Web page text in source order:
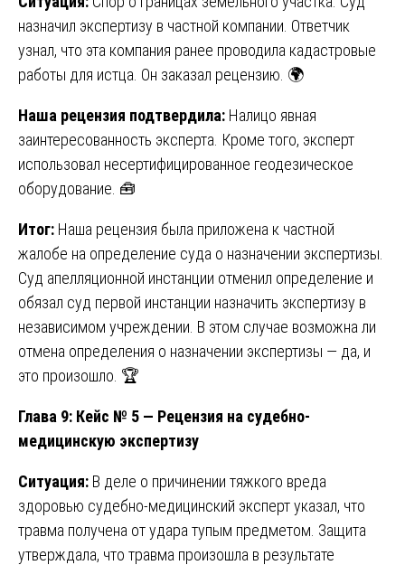
назначил экспертизу в частной компании. Ответчик
узнал, что эта компания ранее проводила кадастровые
работы для истца. Он заказал рецензию. 🌍
Наша рецензия подтвердила: Налицо явная
заинтересованность эксперта. Кроме того, эксперт
использовал несертифицированное геодезическое
оборудование. 🧰
Итог: Наша рецензия была приложена к частной
жалобе на определение суда о назначении экспертизы.
Суд апелляционной инстанции отменил определение и
обязал суд первой инстанции назначить экспертизу в
независимом учреждении. В этом случае возможна ли
отмена определения о назначении экспертизы — да, и
это произошло. 🏆
Глава 9: Кейс № 5 — Рецензия на судебно-
медицинскую экспертизу
Ситуация: В деле о причинении тяжкого вреда
здоровью судебно-медицинский эксперт указал, что
травма получена от удара тупым предметом. Защита
утверждала, что травма произошла в результате